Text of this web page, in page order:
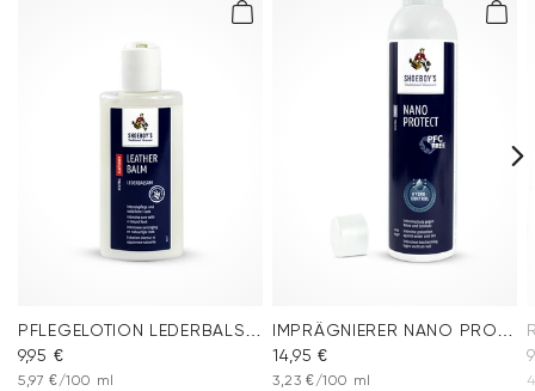
PFLEGELOTION LEDERBALSAM
9,95 €
5,97 €/100 ml
IMPRÄGNIERER NANO PROTECT SPRAY
14,95 €
3,23 €/100 ml